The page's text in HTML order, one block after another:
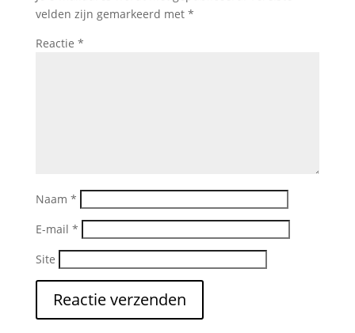
velden zijn gemarkeerd met *
Reactie *
Naam *
E-mail *
Site